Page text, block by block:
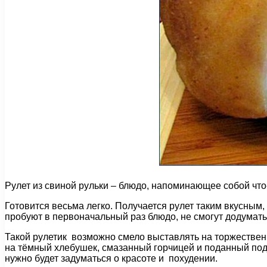
Рулет из свиной рульки – блюдо, напоминающее собой
Готовится весьма легко. Получается рулет таким
пробуют в первоначальный раз блюдо, не смогут
Такой рулетик возможно смело выставлять на
на тёмный хлебушек, смазанный горчицей и поданный
нужно будет задуматься о красоте и похудении.